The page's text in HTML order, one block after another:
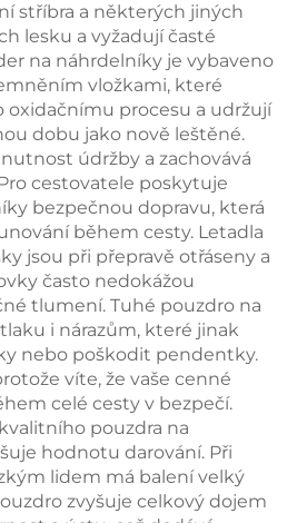
stříbra a některých jiných
lesku a vyžadují časté
na náhrdelníky je vybaveno
vložkami, které
procesu a udržují
dobu jako nově leštěné.
údržby a zachovává
cestovatele poskytuje
bezpečnou dopravu, která
během cesty. Letadla
jsou při přepravě otřáseny a
často nedokážou
tlumení. Tuhé pouzdro na
i nárazům, které jinak
nebo poškodit pendentky.
víte, že vaše cenné
celé cesty v bezpečí.
pouzdra na
hodnotu darování. Při
lidem má balení velký
zvyšuje celkový dojem